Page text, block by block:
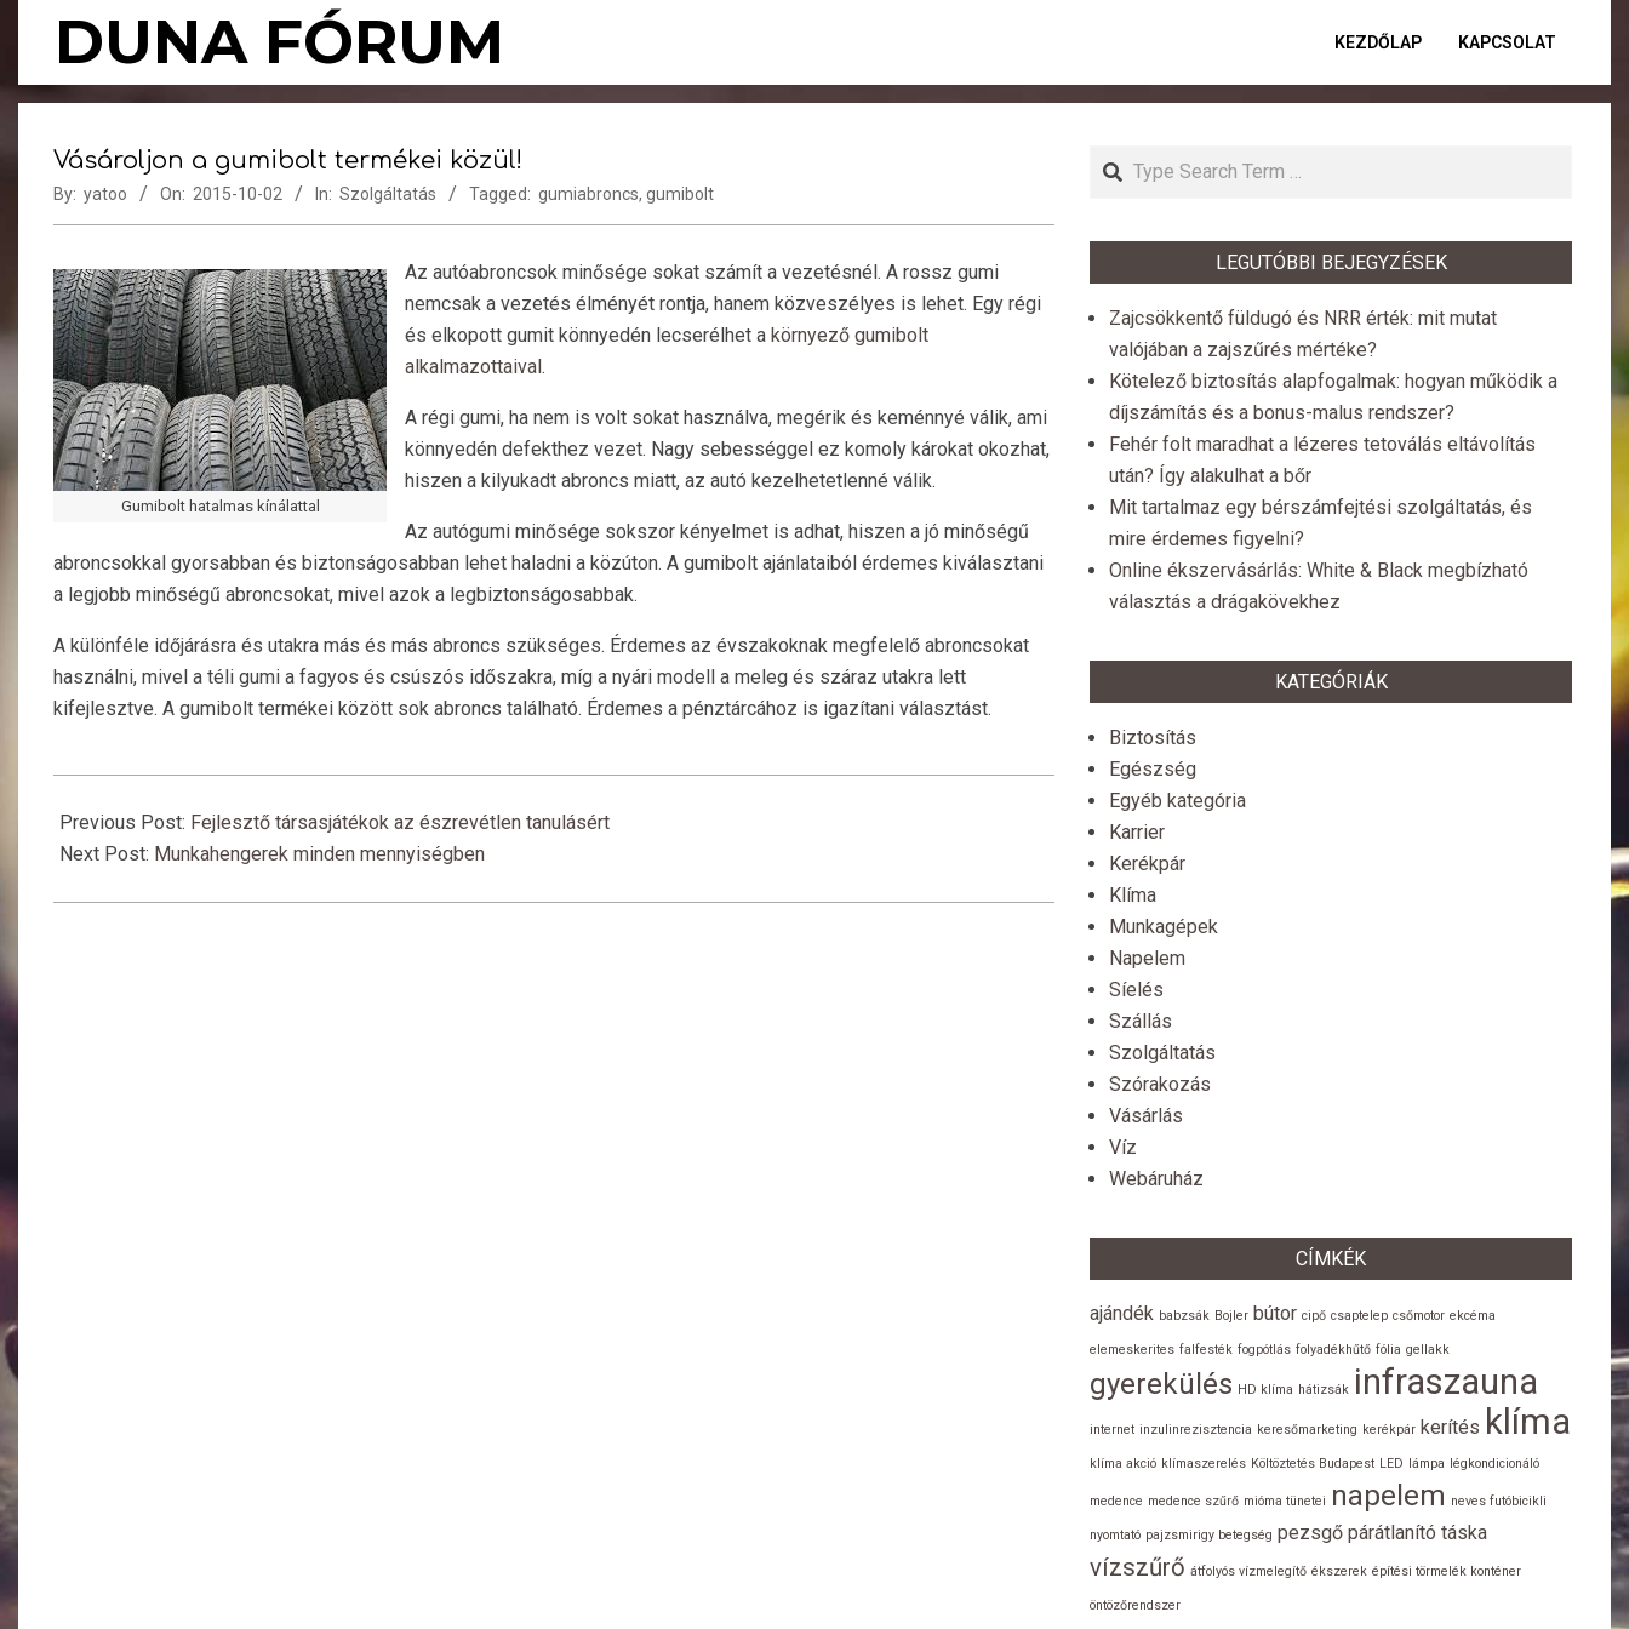
DUNA FÓRUM KEZDŐLAP KAPCSOLAT
Vásároljon a gumibolt termékei közül!
By: yatoo On: 2015-10-02 In: Szolgáltatás Tagged: gumiabroncs, gumibolt
Gumibolt hatalmas kínálattal
Az autóabroncsok minősége sokat számít a vezetésnél. A rossz gumi
nemcsak a vezetés élményét rontja, hanem közveszélyes is lehet. Egy régi
és elkopott gumit könnyedén lecserélhet a környező gumibolt
alkalmazottaival.
A régi gumi, ha nem is volt sokat használva, megérik és keménnyé válik, ami
könnyedén defekthez vezet. Nagy sebességgel ez komoly károkat okozhat,
hiszen a kilyukadt abroncs miatt, az autó kezelhetetlenné válik.
Az autógumi minősége sokszor kényelmet is adhat, hiszen a jó minőségű
abroncsokkal gyorsabban és biztonságosabban lehet haladni a közúton. A gumibolt ajánlataiból érdemes kiválasztani
a legjobb minőségű abroncsokat, mivel azok a legbiztonságosabbak.
A különféle időjárásra és utakra más és más abroncs szükséges. Érdemes az évszakoknak megfelelő abroncsokat
használni, mivel a téli gumi a fagyos és csúszós időszakra, míg a nyári modell a meleg és száraz utakra lett
kifejlesztve. A gumibolt termékei között sok abroncs található. Érdemes a pénztárcához is igazítani választást.
10-
02
Previous Post: Fejlesztő társasjátékok az észrevétlen tanulásért
Next Post: Munkahengerek minden mennyiségben
Search
LEGUTÓBBI BEJEGYZÉSEK
Zajcsökkentő füldugó és NRR érték: mit mutat
valójában a zajszűrés mértéke?
Kötelező biztosítás alapfogalmak: hogyan működik a
díjszámítás és a bonus-malus rendszer?
Fehér folt maradhat a lézeres tetoválás eltávolítás
után? Így alakulhat a bőr
Mit tartalmaz egy bérszámfejtési szolgáltatás, és
mire érdemes figyelni?
Online ékszervásárlás: White & Black megbízható
választás a drágakövekhez
KATEGÓRIÁK
Biztosítás
Egészség
Egyéb kategória
Karrier
Kerékpár
Klíma
Munkagépek
Napelem
Síelés
Szállás
Szolgáltatás
Szórakozás
Vásárlás
Víz
Webáruház
CÍMKÉK
ajándék babzsák Bojler bútor cipő csaptelep csőmotor ekcéma
elemeskerites falfesték fogpótlás folyadékhűtő fólia gellakk
gyerekülés HD klíma hátizsák infraszauna
internet inzulinrezisztencia keresőmarketing kerékpár kerítés klíma
klíma akció klímaszerelés Költöztetés Budapest LED lámpa légkondicionáló
medence medence szűrő mióma tünetei napelem neves futóbicikli
nyomtató pajzsmirigy betegség pezsgő párátlanító táska
vízszűrő átfolyós vízmelegítő ékszerek építési törmelék konténer
öntözőrendszer